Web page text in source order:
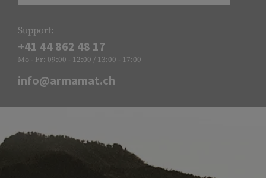
Support:
+41 44 862 48 17
Mo - Fr: 09:00 - 12:00 / 13:00 - 17:00
info@armamat.ch